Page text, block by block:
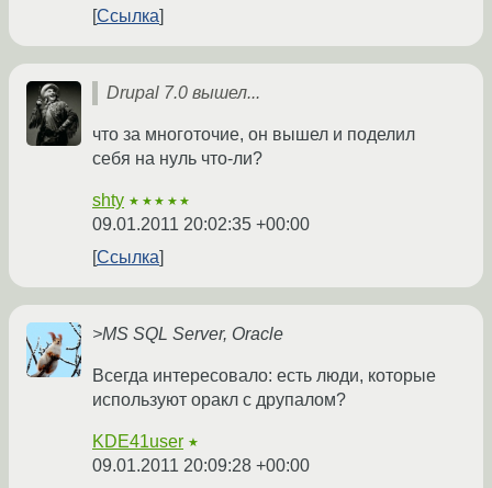
Ссылка
Drupal 7.0 вышел...
что за многоточие, он вышел и поделил
себя на нуль что-ли?
shty ★★★★★
09.01.2011 20:02:35 +00:00
Ссылка
>MS SQL Server, Oracle
Всегда интересовало: есть люди, которые
используют оракл с друпалом?
KDE41user ★
09.01.2011 20:09:28 +00:00